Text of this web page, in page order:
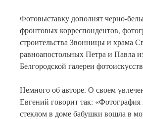
Фотовыставку дополнят черно-
фронтовых корреспондентов,
строительства Звонницы и храма
равноапостольных Петра и Павла
Белгородской галереи
Немного об авторе. О своем
Евгений говорит так: «Фотография
стеклом в доме бабушки вошла в